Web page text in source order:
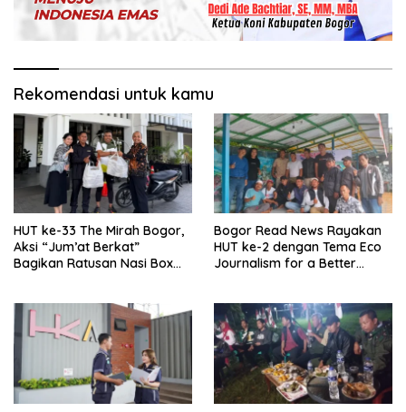
Rekomendasi untuk kamu
HUT ke-33 The Mirah Bogor,
Aksi “Jum’at Berkat”
Bagikan Ratusan Nasi Box
Bogor Read News Rayakan
HUT ke-2 dengan Tema Eco
Journalism for a Better